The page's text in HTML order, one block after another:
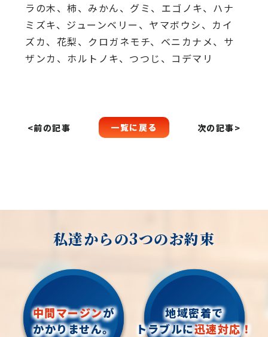
ラの木、柿、みかん、グミ、 エゴノキ、ハナ
ミズキ、ジューンベリー、ヤマボウシ、カイ
ズカ、 花梨、クロガネモチ、ベニカナメ、サ
ザンカ、ホルトノキ、 つつじ、コデマリ
<前の記事 一覧に戻る 次の記事>
私達からの3つのお約束
中間マージンが
かかりません。
地域密着で
トラブルに迅速対応！